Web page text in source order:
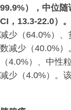
99.9%），中位
CI，13.3-22.0）。
减少（64.0%）
数减少（40.0%
（4.0%）、中性
减少（4.0%）。